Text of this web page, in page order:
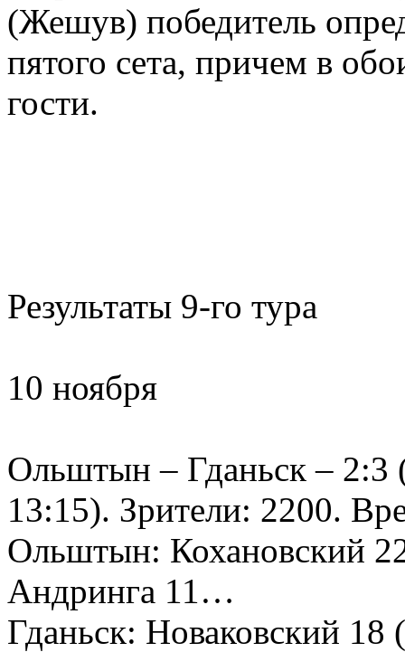
(Жешув) победитель
пятого сета, причем в
гости.
Результаты 9-го тура
10 ноября
Ольштын – Гданьск – 2:3
13:15). Зрители: 2200.
Ольштын: Кохановский
Андринга 11…
Гданьск: Новаковский